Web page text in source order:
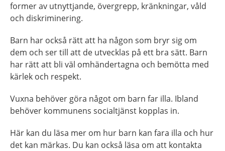
former av utnyttjande, övergrepp, kränkningar, våld
och diskriminering.
Barn har också rätt att ha någon som bryr sig om
dem och ser till att de utvecklas på ett bra sätt. Barn
har rätt att bli väl omhändertagna och bemötta med
kärlek och respekt.
Vuxna behöver göra något om barn far illa. Ibland
behöver kommunens socialtjänst kopplas in.
Här kan du läsa mer om hur barn kan fara illa och hur
det kan märkas. Du kan också läsa om att kontakta